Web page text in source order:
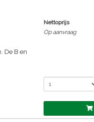
De B en
Nettoprijs
Op aanvraag